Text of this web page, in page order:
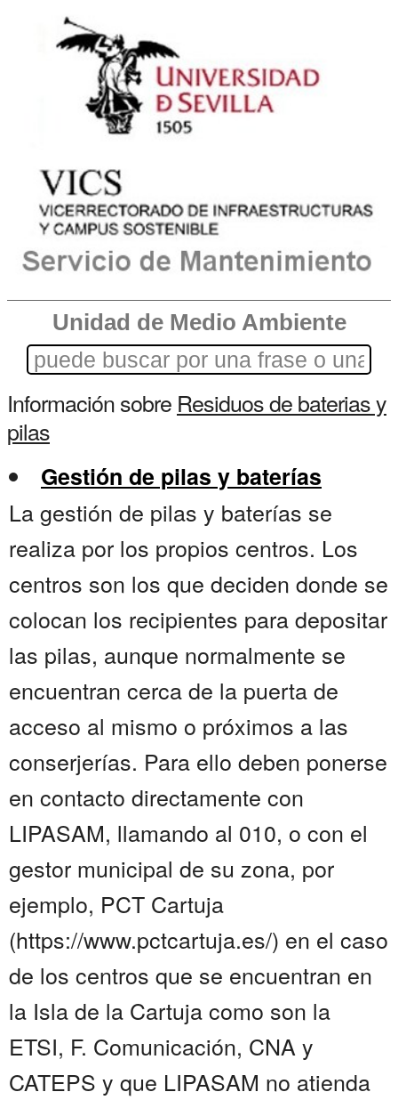
Unidad de Medio Ambiente
Información sobre Residuos de baterias y
pilas
Gestión de pilas y baterías
La gestión de pilas y baterías se
realiza por los propios centros. Los
centros son los que deciden donde se
colocan los recipientes para depositar
las pilas, aunque normalmente se
encuentran cerca de la puerta de
acceso al mismo o próximos a las
conserjerías. Para ello deben ponerse
en contacto directamente con
LIPASAM, llamando al 010, o con el
gestor municipal de su zona, por
ejemplo, PCT Cartuja
(https://www.pctcartuja.es/) en el caso
de los centros que se encuentran en
la Isla de la Cartuja como son la
ETSI, F. Comunicación, CNA y
CATEPS y que LIPASAM no atienda